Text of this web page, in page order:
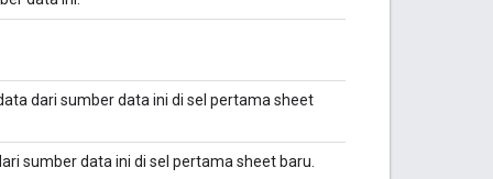
dari sumber data ini di sel pertama sheet
sumber data ini di sel pertama sheet baru.